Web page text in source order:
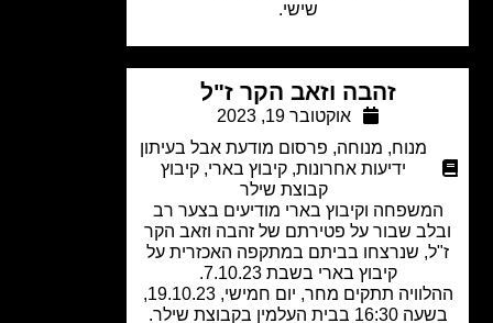
זהבה וזאב הקר ז"ל
אוקטובר 19, 2023
מנוחה, פרסום מודעת אבל בעיתון
ידיעות אחרונות,קיבוץ בארי,קיבוץ
קבוצת שילר
וקיבוץ בארי מודיעים בצער רב
שבור על פטירתם של זהבה וזאב הקר
שנרצחו בביתם במתקפה האכזרית על
קיבוץ בארי בשבת 7.10.23.
ההלוויה תתקים מחר, יום חמישי, 19.10.23,